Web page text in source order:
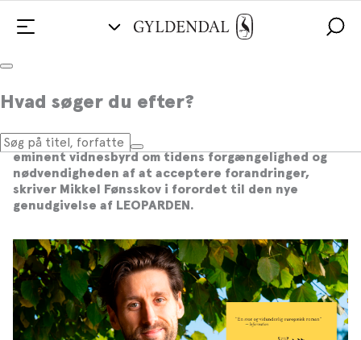
Hvad søger du efter?
Læs Mikkel Fønsskovs forord til
LEOPARDEN
Lampedusas LEOPARDEN er først og fremmest et
eminent vidnesbyrd om tidens forgængelighed og
nødvendigheden af at acceptere forandringer,
skriver Mikkel Fønsskov i forordet til den nye
genudgivelse af LEOPARDEN.